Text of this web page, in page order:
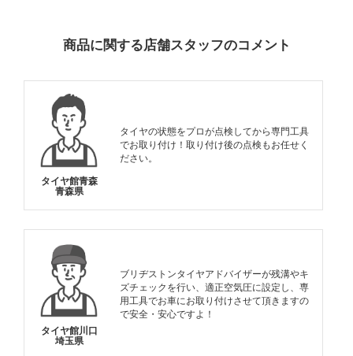
商品に関する店舗スタッフのコメント
タイヤ館青森
青森県
タイヤの状態をプロが点検してから専門工具
でお取り付け！取り付け後の点検もお任せく
ださい。
タイヤ館川口
埼玉県
ブリヂストンタイヤアドバイザーが残溝やキ
ズチェックを行い、適正空気圧に設定し、専
用工具でお車にお取り付けさせて頂きますの
で安全・安心ですよ！